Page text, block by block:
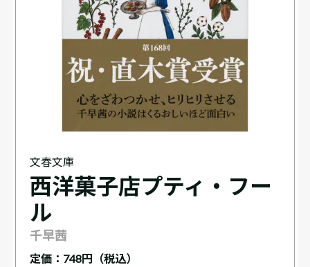
文春文庫
西洋菓子店プティ・フー
ル
千早茜
定価： 748円（税込）